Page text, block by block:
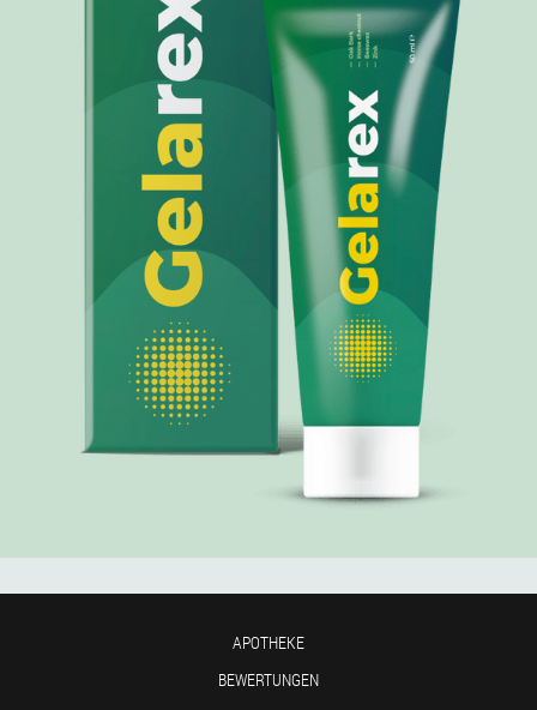
APOTHEKE
BEWERTUNGEN